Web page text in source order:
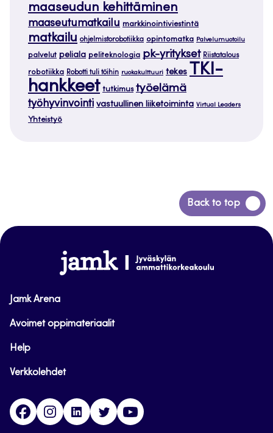
maaseudun kehittäminen
maaseutumatkailu markkinointiviestintä
matkailu ohjelmistorobotiikka opintomatka Palvelumuotoilu
palvelut peliala peliteknologia pk-yritykset Riistatalous
robotiikka Robotti tuli töihin ruokakulttuuri tekes
TKI-
hankkeet tutkimus työelämä
työhyvinvointi vastuullinen liiketoiminta Virtual Leaders
Yhteistyö
Back to top
Siirry
takaisin
www.jamk.fi
Jamk Arena
Avoimet oppimateriaalit
Help
Verkkolehdet
FacebookInstagramLinkedinTwitter